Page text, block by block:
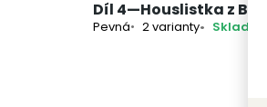
Díl 4—Houslistka z
Pevná 2 varianty Skladem